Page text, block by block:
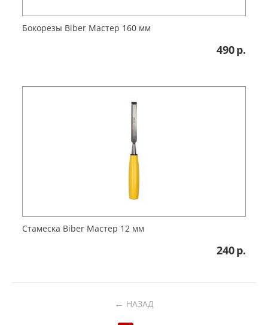
Бокорезы Biber Мастер 160 мм
490р.
Стамеска Biber Мастер 12 мм
240р.
← НАЗАД